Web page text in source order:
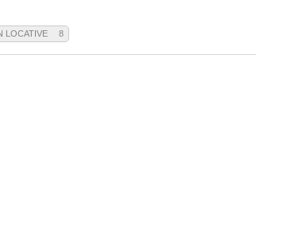
LOCATIVE 8